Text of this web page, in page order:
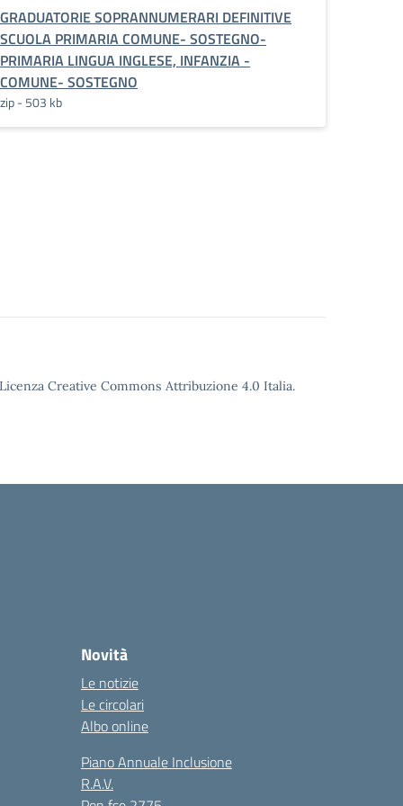
GRADUATORIE SOPRANNUMERARI DEFINITIVE
SCUOLA PRIMARIA COMUNE- SOSTEGNO-
PRIMARIA LINGUA INGLESE, INFANZIA -
COMUNE- SOSTEGNO
zip - 503 kb
Creative Commons Attribuzione 4.0 Italia.
Novità
Le notizie
Le circolari
Albo online
Piano Annuale Inclusione
R.A.V.